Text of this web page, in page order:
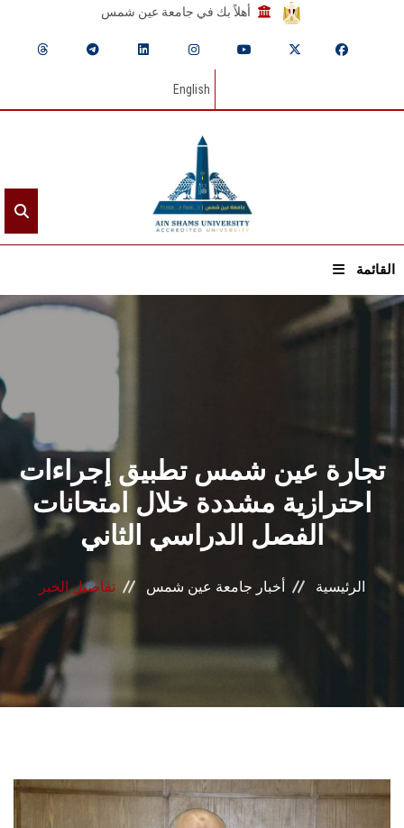
أهلاً بك في جامعة عين شمس
English
القائمة
الرئيسيـة
القطاعـات
الشئون الأكاديمية
البحث العلمي
المراكز والوحدات
الأنظمة الذكية
الطلاب
تجارة عين شمس تطبيق إجراءات
احترازية مشددة خلال امتحانات
الفصل الدراسي الثاني
الرئيسية أخبار جامعة عين شمس تفاصيل الخبر